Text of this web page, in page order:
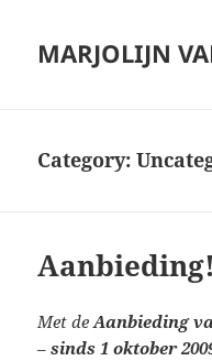
MARJOLIJN
Category:
Met de Aanbieding
–sinds 1 oktober